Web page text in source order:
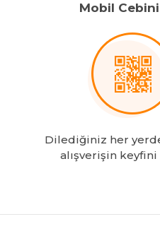
Mobil
Dilediğiniz her
alışverişin keyfini